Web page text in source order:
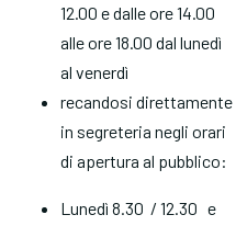
12.00 e dalle ore 14.00
alle ore 18.00 dal lunedì
al venerdì
recandosi direttamente
in segreteria negli orari
di apertura al pubblico:
Lunedì 8.30 / 12.30 e